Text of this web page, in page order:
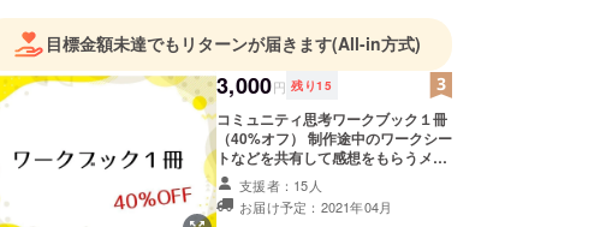
目標金額未達でもリターンが届きます(All-in方式)
3,000円 残り15
コミュニティ思考ワークブック１冊
（40%オフ） 制作途中のワークシー
トなどを共有して感想をもらうメー
リングリストへの参加 備考欄に、あ
なたは【オーナー希望】か【コミュ
ニティのサポート希望】かを教えて
支援者：15人
お届け予定：2021年04月